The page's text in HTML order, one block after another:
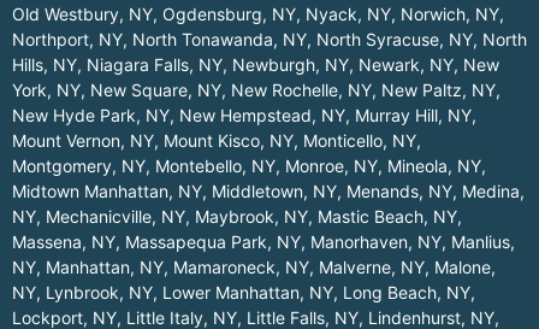
Old Westbury, NY, Ogdensburg, NY, Nyack, NY, Norwich, NY,
Northport, NY, North Tonawanda, NY, North Syracuse, NY, North
Hills, NY, Niagara Falls, NY, Newburgh, NY, Newark, NY, New
York, NY, New Square, NY, New Rochelle, NY, New Paltz, NY,
New Hyde Park, NY, New Hempstead, NY, Murray Hill, NY,
Mount Vernon, NY, Mount Kisco, NY, Monticello, NY,
Montgomery, NY, Montebello, NY, Monroe, NY, Mineola, NY,
Midtown Manhattan, NY, Middletown, NY, Menands, NY, Medina,
NY, Mechanicville, NY, Maybrook, NY, Mastic Beach, NY,
Massena, NY, Massapequa Park, NY, Manorhaven, NY, Manlius,
NY, Manhattan, NY, Mamaroneck, NY, Malverne, NY, Malone,
NY, Lynbrook, NY, Lower Manhattan, NY, Long Beach, NY,
Lockport, NY, Little Italy, NY, Little Falls, NY, Lindenhurst, NY,